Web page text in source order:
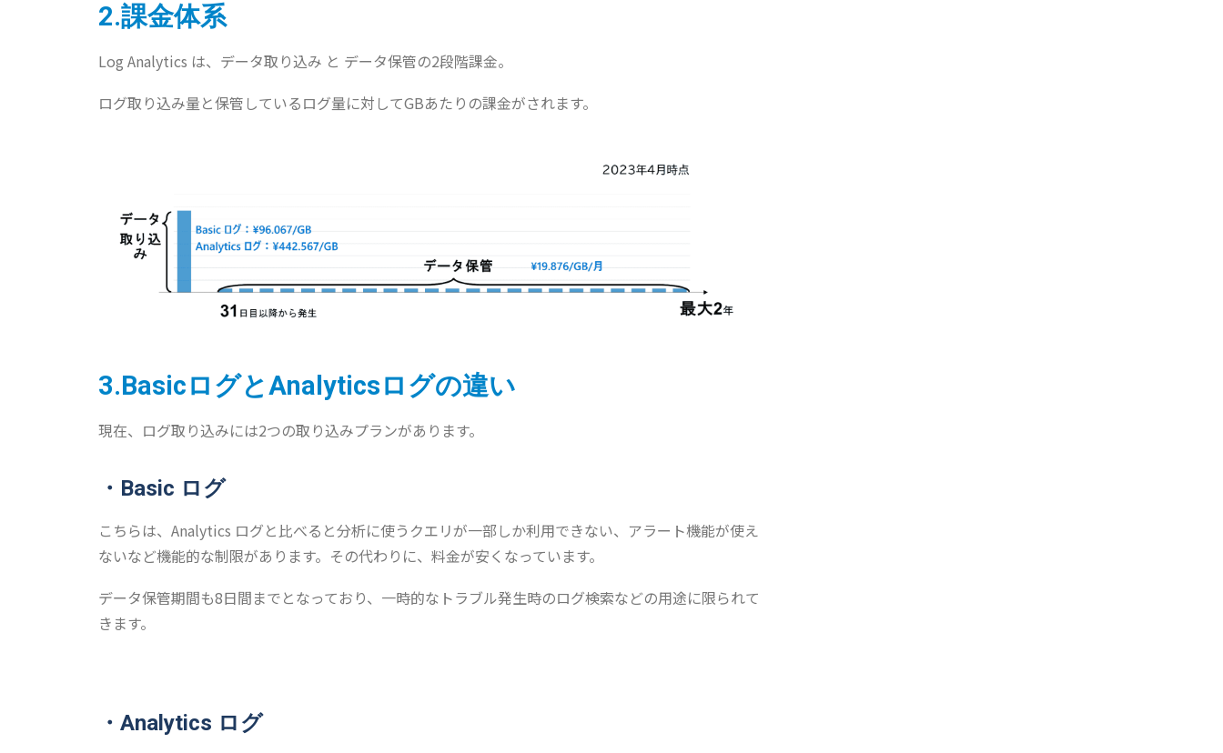
2.課金体系
Log Analytics は、データ取り込み と データ保管の2段階課金。
ログ取り込み量と保管しているログ量に対してGBあたりの課金がされます。
3.BasicログとAnalyticsログの違い
現在、ログ取り込みには2つの取り込みプランがあります。
・Basic ログ
こちらは、Analytics ログと比べると分析に使うクエリが一部しか利用できない、アラート機能が使え
ないなど機能的な制限があります。その代わりに、料金が安くなっています。
データ保管期間も8日間までとなっており、一時的なトラブル発生時のログ検索などの用途に限られて
きます。
・Analytics ログ